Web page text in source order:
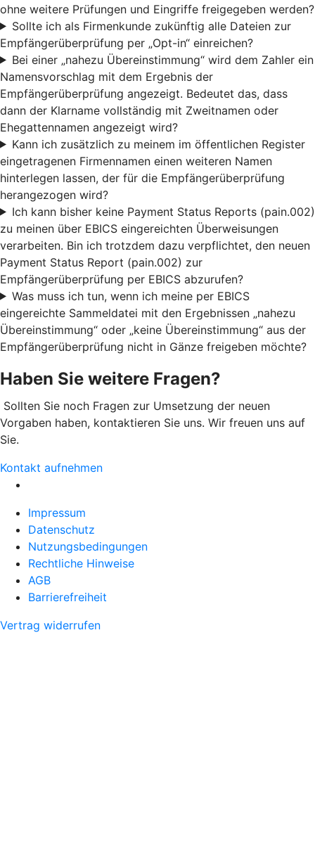
ohne weitere Prüfungen und Eingriffe freigegeben werden?
Sollte ich als Firmenkunde zukünftig alle Dateien zur
Empfängerüberprüfung per „Opt-in“ einreichen?
Bei einer „nahezu Übereinstimmung“ wird dem Zahler ein
Namensvorschlag mit dem Ergebnis der
Empfängerüberprüfung angezeigt. Bedeutet das, dass
dann der Klarname vollständig mit Zweitnamen oder
Ehegattennamen angezeigt wird?
Kann ich zusätzlich zu meinem im öffentlichen Register
eingetragenen Firmennamen einen weiteren Namen
hinterlegen lassen, der für die Empfängerüberprüfung
herangezogen wird?
Ich kann bisher keine Payment Status Reports (pain.002)
zu meinen über EBICS eingereichten Überweisungen
verarbeiten. Bin ich trotzdem dazu verpflichtet, den neuen
Payment Status Report (pain.002) zur
Empfängerüberprüfung per EBICS abzurufen?
Was muss ich tun, wenn ich meine per EBICS
eingereichte Sammeldatei mit den Ergebnissen „nahezu
Übereinstimmung“ oder „keine Übereinstimmung“ aus der
Empfängerüberprüfung nicht in Gänze freigeben möchte?
Haben Sie weitere Fragen?
Sollten Sie noch Fragen zur Umsetzung der neuen
Vorgaben haben, kontaktieren Sie uns. Wir freuen uns auf
Sie.
Kontakt aufnehmen
Impressum
Datenschutz
Nutzungsbedingungen
Rechtliche Hinweise
AGB
Barrierefreiheit
Vertrag widerrufen